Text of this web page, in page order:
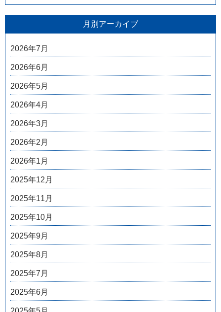
月別アーカイブ
2026年7月
2026年6月
2026年5月
2026年4月
2026年3月
2026年2月
2026年1月
2025年12月
2025年11月
2025年10月
2025年9月
2025年8月
2025年7月
2025年6月